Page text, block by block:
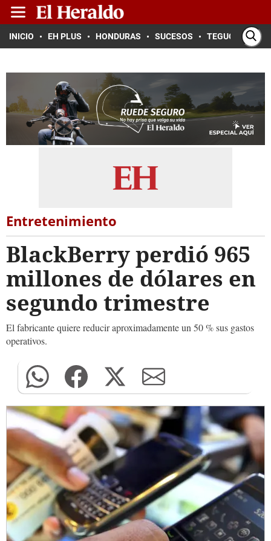
INICIO EH PLUS HONDURAS SUCESOS TEGUCIGALPA
Entretenimiento
BlackBerry perdió 965
millones de dólares en
segundo trimestre
El fabricante quiere reducir aproximadamente un 50 % sus gastos
operativos.